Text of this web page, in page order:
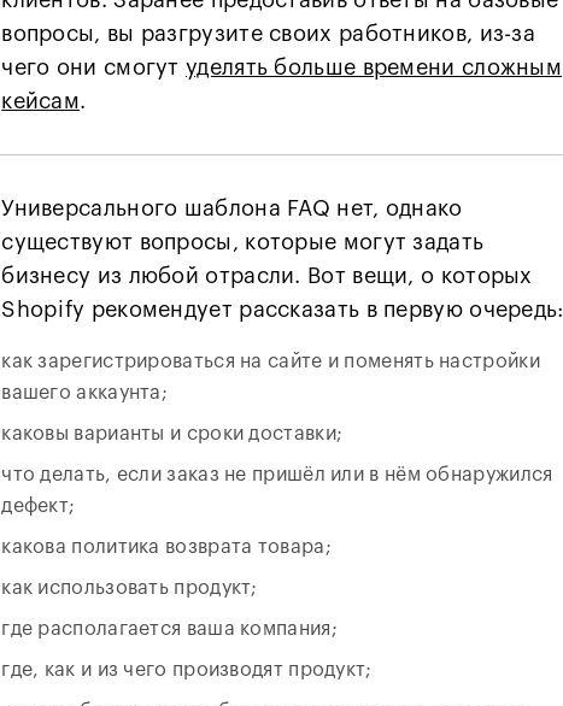
вопросы, вы разгрузите своих работников, из-за
чего они смогутуделять больше времени сложным
кейсам.
Универсального шаблона FAQ нет, однако
существуют вопросы, которые могут задать
бизнесу из любой отрасли. Вот вещи, о которых
Shopify рекомендует рассказать в первую очередь:
как зарегистрироваться на сайте и поменять настройки
вашего аккаунта;
каковы варианты и сроки доставки;
что делать, если заказ не пришёл или в нём обнаружился
дефект;
какова политика возврата товара;
как использовать продукт;
где располагается ваша компания;
где, как и из чего производят продукт;